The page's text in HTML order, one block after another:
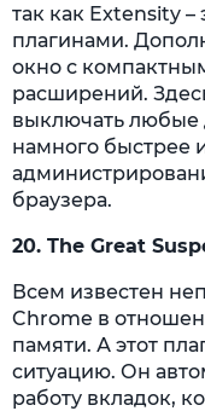
так как Extensity
плагинами.
окно с
расширений.
выключать любые
намного быстрее
браузера.
20. The Great
Всем известен
Chrome в
памяти. А этот
ситуацию. Он
работу вкладок,